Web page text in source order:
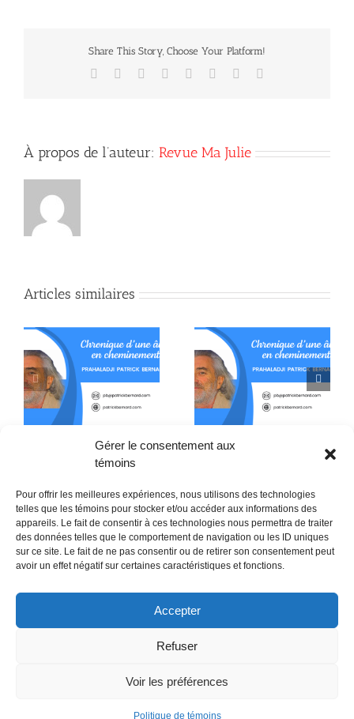
Gérer le consentement aux
témoins
Pour offrir les meilleures expériences, nous utilisons des technologies
telles que les témoins pour stocker et/ou accéder aux informations des
appareils. Le fait de consentir à ces technologies nous permettra de traiter
des données telles que le comportement de navigation ou les ID uniques
sur ce site. Le fait de ne pas consentir ou de retirer son consentement peut
avoir un effet négatif sur certaines caractéristiques et fonctions.
Accepter
Refuser
Voir les préférences
Politique de témoins
éternel
(première
Share This Story, Choose Your Platform!
Facebook Reddit LinkedIn
TumblrPinterest
À propos de l’auteur: Revue Ma Julie
Articles similaires
De l’usage du mot
Dieu dans l’art abstrait
Les Totems de
l’indifférence
POLITIQUE CONFIDENTIALITÉES
Politique de témoins (CA)
Copyright 2018- Revue Ma Julie | Tout droit Réservé | Copyright @